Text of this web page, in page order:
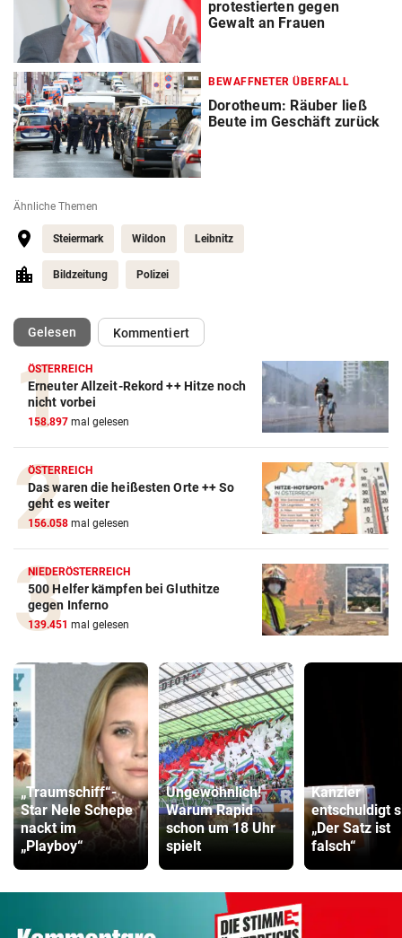
protestierten gegen
Gewalt an Frauen
BEWAFFNETER ÜBERFALL
Dorotheum: Räuber ließ
Beute im Geschäft zurück
Ähnliche Themen
Steiermark Wildon Leibnitz
Bildzeitung Polizei
Gelesen(ausgewählt)Kommentiert
ÖSTERREICH
Erneuter Allzeit-Rekord ++ Hitze noch
nicht vorbei
158.897 mal gelesen
ÖSTERREICH
Das waren die heißesten Orte ++ So
geht es weiter
156.058 mal gelesen
NIEDERÖSTERREICH
500 Helfer kämpfen bei Gluthitze
gegen Inferno
139.451 mal gelesen
„Traumschiff“-
Star Nele Schepe
nackt im
„Playboy“
Ungewöhnlich!
Warum Rapid
schon um 18 Uhr
spielt
Kanzler
entschuldigt
„Der Satz ist
falsch“